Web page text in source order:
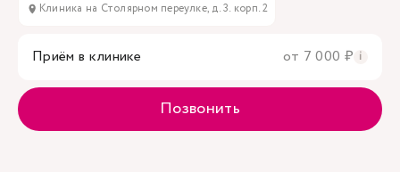
Клиника на Столярном переулке, д. 3. корп. 2
Приём в клинике от 7 000 ₽ i
Позвонить